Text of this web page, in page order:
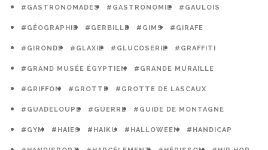
#GASTRONOMADES #GASTRONOMIE #GAULOIS
#GÉOGRAPHIE #GERBILLE #GIMS #GIRAFE
#GIRONDE #GLAXIE #GLUCOSERIE #GRAFFITI
#GRAND MUSÉE ÉGYPTIEN #GRANDE MURAILLE
#GRIFFON #GROTTE #GROTTE DE LASCAUX
#GUADELOUPE #GUERRE #GUIDE DE MONTAGNE
#GYM #HAIES #HAIKU #HALLOWEEN #HANDICAP